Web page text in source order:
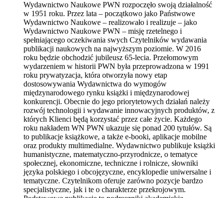
Wydawnictwo Naukowe PWN rozpoczęło swoją działalność
w 1951 roku. Przez lata – początkowo jako Państwowe
Wydawnictwo Naukowe – realizowało i realizuje – jako
Wydawnictwo Naukowe PWN – misję rzetelnego i
spełniającego oczekiwania swych Czytelników wydawania
publikacji naukowych na najwyższym poziomie. W 2016
roku będzie obchodzić jubileusz 65-lecia. Przełomowym
wydarzeniem w historii PWN była przeprowadzona w 1991
roku prywatyzacja, która otworzyła nowy etap
dostosowywania Wydawnictwa do wymogów
międzynarodowego rynku książki i międzynarodowej
konkurencji. Obecnie do jego priorytetowych działań należy
rozwój technologii i wydawanie innowacyjnych produktów, z
których Klienci będą korzystać przez całe życie. Każdego
roku nakładem WN PWN ukazuje się ponad 200 tytułów. Są
to publikacje książkowe, a także e-booki, aplikacje mobilne
oraz produkty multimedialne. Wydawnictwo publikuje książki
humanistyczne, matematyczno-przyrodnicze, o tematyce
społecznej, ekonomiczne, techniczne i rolnicze, słowniki
języka polskiego i obcojęzyczne, encyklopedie uniwersalne i
tematyczne. Czytelnikom oferuje zarówno pozycje bardzo
specjalistyczne, jak i te o charakterze przekrojowym.